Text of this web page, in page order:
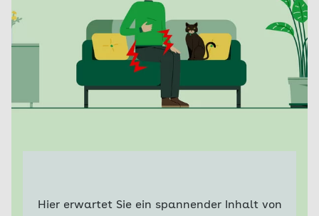
Hier erwartet Sie ein spannender Inhalt von